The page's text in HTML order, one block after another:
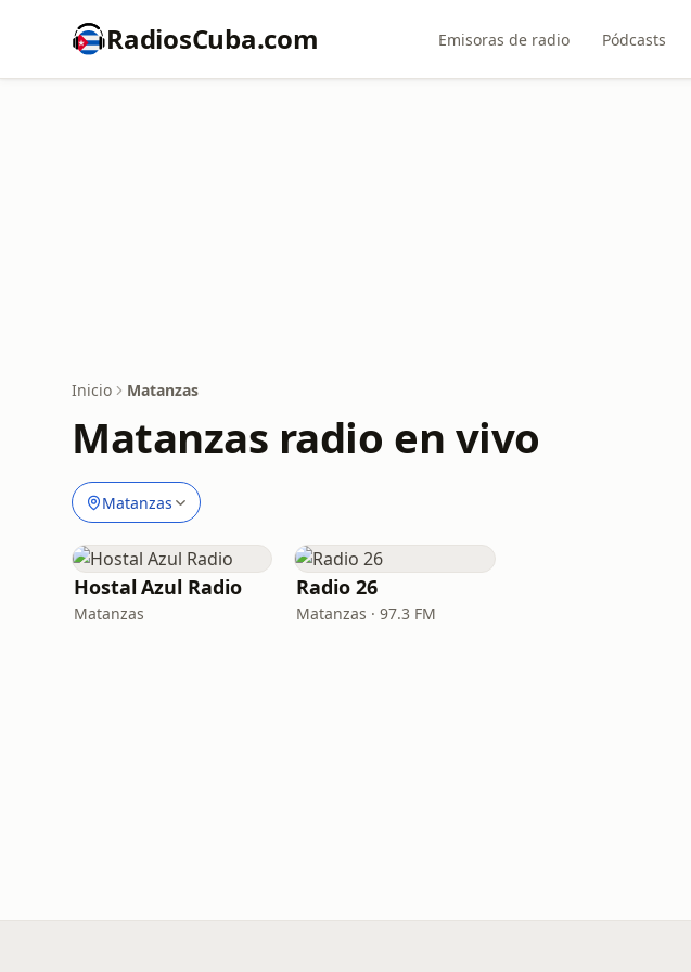
RadiosCuba.com Emisoras de radio Pódcasts
Inicio Matanzas
Matanzas radio en vivo
Matanzas
Hostal Azul Radio
Matanzas
Radio 26
Matanzas · 97.3 FM